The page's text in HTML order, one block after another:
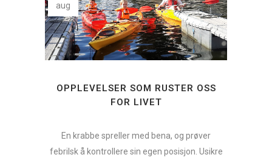
aug
OPPLEVELSER SOM RUSTER OSS
FOR LIVET
En krabbe spreller med bena, og prøver
febrilsk å kontrollere sin egen posisjon. Usikre